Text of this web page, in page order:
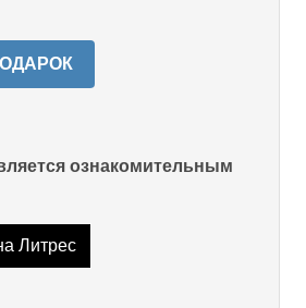
ознакомительным
Литрес